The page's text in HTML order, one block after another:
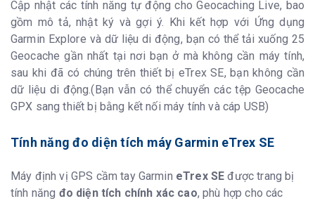
Cập nhật các tính năng tự động cho Geocaching Live, bao
gồm mô tả, nhật ký và gợi ý. Khi kết hợp với Ứng dụng
Garmin Explore và dữ liệu di động, bạn có thể tải xuống 25
Geocache gần nhất tại nơi bạn ở mà không cần máy tính,
sau khi đã có chúng trên thiết bị eTrex SE, bạn không cần
dữ liệu di động.(Bạn vẫn có thể chuyển các tệp Geocache
GPX sang thiết bị bằng kết nối máy tính và cáp USB)
Tính năng đo diện tích máy Garmin eTrex SE
Máy định vị GPS cầm tay Garmin eTrex SE được trang bị
tính năng đo diện tích chính xác cao, phù hợp cho các